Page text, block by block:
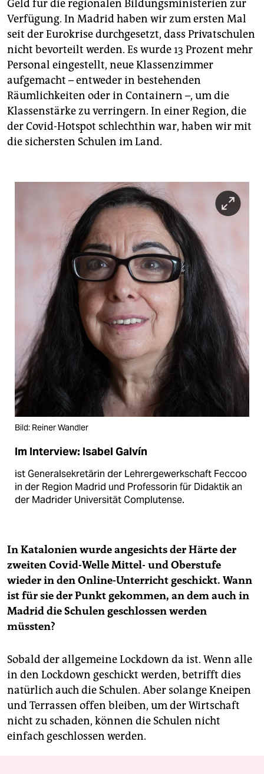
Geld für die regionalen Bildungsministerien zur
Verfügung. In Madrid haben wir zum ersten Mal
seit der Eurokrise durchgesetzt, dass Privatschulen
nicht bevorteilt werden. Es wurde 13 Prozent mehr
Personal eingestellt, neue Klassenzimmer
aufgemacht – entweder in bestehenden
Räumlichkeiten oder in Containern –, um die
Klassenstärke zu verringern. In einer Region, die
der Covid-Hotspot schlechthin war, haben wir mit
die sichersten Schulen im Land.
Bild: Reiner Wandler
Im Interview: Isabel Galvín
ist Generalsekretärin der Lehrergewerkschaft Feccoo
in der Region Madrid und Professorin für Didaktik an
der Madrider Universität Complutense.
In Katalonien wurde angesichts der Härte der
zweiten Covid-Welle Mittel- und Oberstufe
wieder in den Online-Unterricht geschickt. Wann
ist für sie der Punkt gekommen, an dem auch in
Madrid die Schulen geschlossen werden
müssten?
Sobald der allgemeine Lockdown da ist. Wenn alle
in den Lockdown geschickt werden, betrifft dies
natürlich auch die Schulen. Aber solange Kneipen
und Terrassen offen bleiben, um der Wirtschaft
nicht zu schaden, können die Schulen nicht
einfach geschlossen werden.